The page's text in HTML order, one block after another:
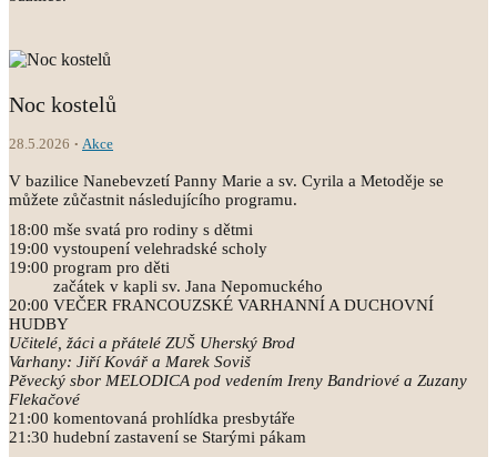
Noc kostelů
28.5.2026 Akce
V bazilice Nanebevzetí Panny Marie a sv. Cyrila a Metoděje se
můžete zůčastnit následujícího programu.
18:00 mše svatá pro rodiny s dětmi
19:00 vystoupení velehradské scholy
19:00 program pro děti
začátek v kapli sv. Jana Nepomuckého
20:00 VEČER FRANCOUZSKÉ VARHANNÍ A DUCHOVNÍ
HUDBY
Učitelé, žáci a přátelé ZUŠ Uherský Brod
Varhany: Jiří Kovář a Marek Soviš
Pěvecký sbor MELODICA pod vedením Ireny Bandriové a Zuzany
Flekačové
21:00 komentovaná prohlídka presbytáře
21:30 hudební zastavení se Starými pákam